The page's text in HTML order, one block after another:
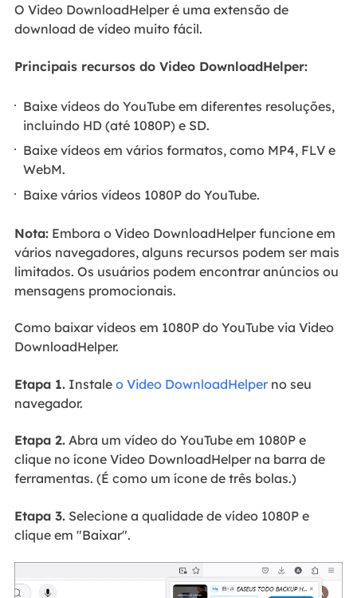
O Video DownloadHelper é uma extensão de
download de vídeo muito fácil.
Principais recursos do Video DownloadHelper:
Baixe vídeos do YouTube em diferentes resoluções,
incluindo HD (até 1080P) e SD.
Baixe vídeos em vários formatos, como MP4, FLV e
WebM.
Baixe vários vídeos 1080P do YouTube.
Nota:Embora o Video DownloadHelper funcione em
vários navegadores, alguns recursos podem ser mais
limitados. Os usuários podem encontrar anúncios ou
mensagens promocionais.
Como baixar vídeos em 1080P do YouTube via Video
DownloadHelper.
Etapa 1.Instale o Video DownloadHelperno seu
navegador.
Etapa 2.Abra um vídeo do YouTube em 1080P e
clique no ícone Video DownloadHelper na barra de
ferramentas. (É como um ícone de três bolas.)
Etapa 3.Selecione a qualidade de vídeo 1080P e
clique em "Baixar".